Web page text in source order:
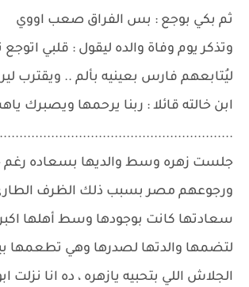
ثم بكي بوجع : بس الفراق صعب اووي
وتذكر يوم وفاة والده ليقول : قلبي
ليُتابعهم فارس بعينيه بألم .. ويقترب
ابن خالته قائلا : ربنا يرحمها ويصبرك
جلست زهره وسط والديها بسعاده رغم
ورجوعهم مصر بسبب ذلك الظرف
سعادتها كانت بوجودها وسط أهلها اكبر
لتضمها والدتها لصدرها وهي تطعمها
الجلاش اللي بتحبيه يازهره ، ده انا